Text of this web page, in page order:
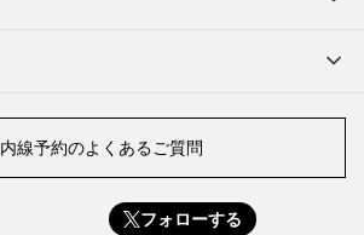
線予約のよくあるご質問
フォローする